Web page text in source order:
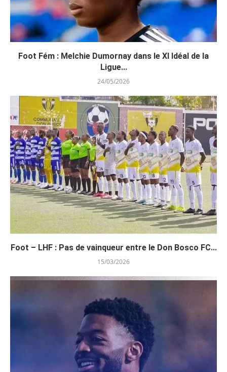
Foot Fém : Melchie Dumornay dans le XI Idéal de la
Ligue...
24/05/2026
Foot – LHF : Pas de vainqueur entre le Don Bosco FC...
15/03/2026